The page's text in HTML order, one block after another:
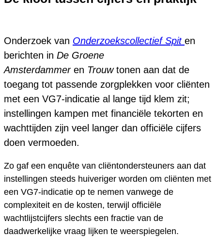
Onderzoek van Onderzoekscollectief Spit en
berichten in De Groene
Amsterdammeren Trouwtonen aan dat de
toegang tot passende zorgplekken voor cliënten
met een VG7-indicatie al lange tijd klem zit;
instellingen kampen met financiële tekorten en
wachttijden zijn veel langer dan officiële cijfers
doen vermoeden.
Zo gaf een enquête van cliëntondersteuners aan dat
instellingen steeds huiveriger worden om cliënten met
een VG7-indicatie op te nemen vanwege de
complexiteit en de kosten, terwijl officiële
wachtlijstcijfers slechts een fractie van de
daadwerkelijke vraag lijken te weerspiegelen.